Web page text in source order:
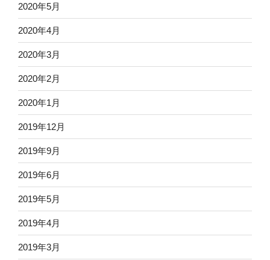
2020年5月
2020年4月
2020年3月
2020年2月
2020年1月
2019年12月
2019年9月
2019年6月
2019年5月
2019年4月
2019年3月